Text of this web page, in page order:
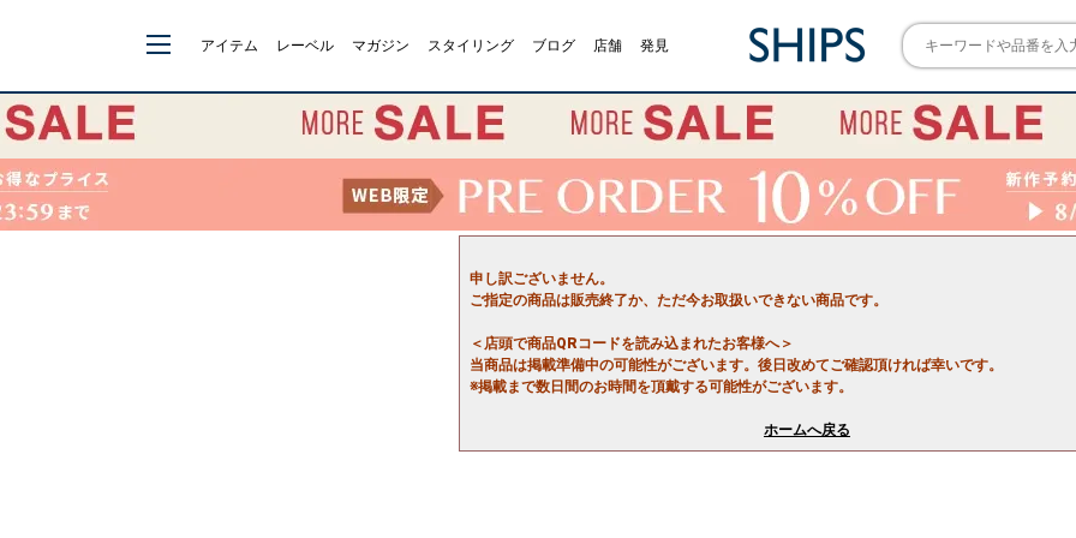
アイテム レーベル マガジン スタイリング ブログ 店舗 発見
申し訳ございません。
ご指定の商品は販売終了か、ただ今お取扱いできない商品です。
＜店頭で商品QRコードを読み込まれたお客様へ＞
当商品は掲載準備中の可能性がございます。後日改めてご確認頂ければ幸いです。
※掲載まで数日間のお時間を頂戴する可能性がございます。
ホームへ戻る